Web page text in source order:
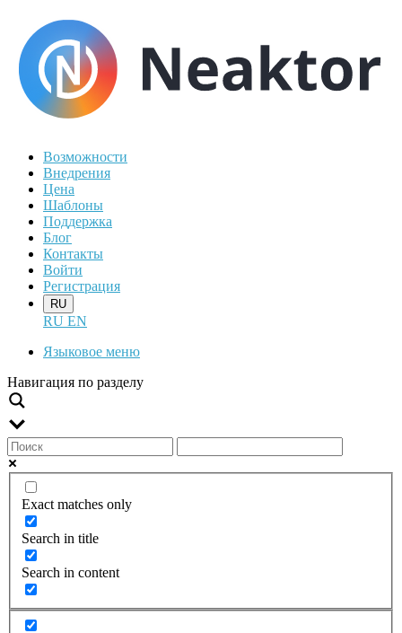
Возможности
Внедрения
Цена
Шаблоны
Поддержка
Блог
Контакты
Войти
Регистрация
RU
RU EN
Языковое меню
Навигация по разделу
Exact matches only
Search in title
Search in content